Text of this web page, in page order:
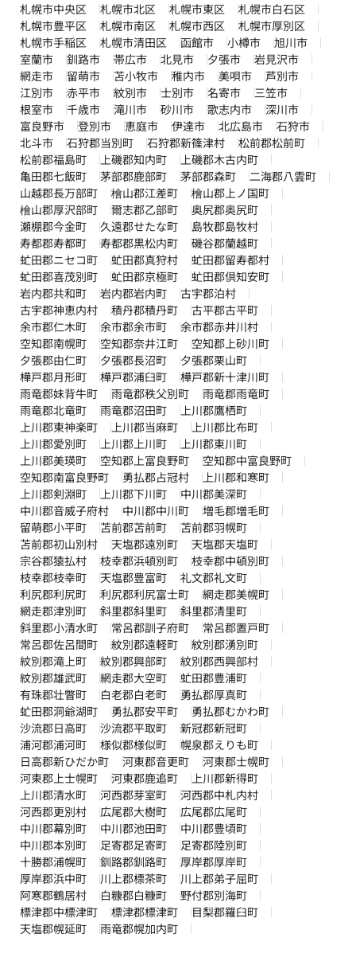
札幌市中央区 札幌市北区 札幌市東区
札幌市白石区
札幌市豊平区
札幌市南区 札幌市西区
札幌市厚別区
札幌市手稲区
札幌市清田区 函館市 小樽市
旭川市
室蘭市
釧路市 帯広市 北見市 夕張市
岩見沢市
網走市
留萌市 苫小牧市 稚内市 美唄市
芦別市
江別市
赤平市 紋別市 士別市 名寄市
三笠市
根室市
千歳市 滝川市 砂川市 歌志内市
深川市
富良野市
登別市 恵庭市 伊達市 北広島市
石狩市
北斗市
石狩郡当別町 石狩郡新篠津村
松前郡松前町
松前郡福島町
上磯郡知内町
上磯郡木古内町
亀田郡七飯町
茅部郡鹿部町 茅部郡森町
二海郡八雲町
山越郡長万部町
檜山郡江差町
檜山郡上ノ国町
檜山郡厚沢部町
爾志郡乙部町
奥尻郡奥尻町
瀬棚郡今金町
久遠郡せたな町
島牧郡島牧村
寿都郡寿都町
寿都郡黒松内町
磯谷郡蘭越町
虻田郡ニセコ町
虻田郡真狩村
虻田郡留寿都村
虻田郡喜茂別町
虻田郡京極町
虻田郡倶知安町
岩内郡共和町
岩内郡岩内町
古宇郡泊村
古宇郡神恵内村
積丹郡積丹町
古平郡古平町
余市郡仁木町
余市郡余市町
余市郡赤井川村
空知郡南幌町
空知郡奈井江町
空知郡上砂川町
夕張郡由仁町
夕張郡長沼町
夕張郡栗山町
樺戸郡月形町
樺戸郡浦臼町
樺戸郡新十津川町
雨竜郡妹背牛町
雨竜郡秩父別町
雨竜郡雨竜町
雨竜郡北竜町
雨竜郡沼田町
上川郡鷹栖町
上川郡東神楽町
上川郡当麻町
上川郡比布町
上川郡愛別町
上川郡上川町
上川郡東川町
上川郡美瑛町
空知郡上富良野町
空知郡中富良野町
空知郡南富良野町
勇払郡占冠村
上川郡和寒町
上川郡剣淵町
上川郡下川町
中川郡美深町
中川郡音威子府村
中川郡中川町
増毛郡増毛町
留萌郡小平町
苫前郡苫前町
苫前郡羽幌町
苫前郡初山別村
天塩郡遠別町
天塩郡天塩町
宗谷郡猿払村
枝幸郡浜頓別町
枝幸郡中頓別町
枝幸郡枝幸町
天塩郡豊富町
礼文郡礼文町
利尻郡利尻町
利尻郡利尻富士町
網走郡美幌町
網走郡津別町
斜里郡斜里町
斜里郡清里町
斜里郡小清水町
常呂郡訓子府町
常呂郡置戸町
常呂郡佐呂間町
紋別郡遠軽町
紋別郡湧別町
紋別郡滝上町
紋別郡興部町
紋別郡西興部村
紋別郡雄武町
網走郡大空町
虻田郡豊浦町
有珠郡壮瞥町
白老郡白老町
勇払郡厚真町
虻田郡洞爺湖町
勇払郡安平町
勇払郡むかわ町
沙流郡日高町
沙流郡平取町
新冠郡新冠町
浦河郡浦河町
様似郡様似町
幌泉郡えりも町
日高郡新ひだか町
河東郡音更町
河東郡士幌町
河東郡上士幌町
河東郡鹿追町
上川郡新得町
上川郡清水町
河西郡芽室町
河西郡中札内村
河西郡更別村
広尾郡大樹町
広尾郡広尾町
中川郡幕別町
中川郡池田町
中川郡豊頃町
中川郡本別町
足寄郡足寄町
足寄郡陸別町
十勝郡浦幌町
釧路郡釧路町
厚岸郡厚岸町
厚岸郡浜中町
川上郡標茶町
川上郡弟子屈町
阿寒郡鶴居村
白糠郡白糠町
野付郡別海町
標津郡中標津町
標津郡標津町
目梨郡羅臼町
天塩郡幌延町
雨竜郡幌加内町